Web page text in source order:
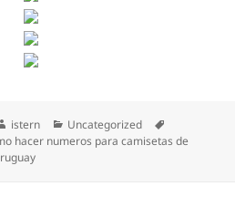
Autor
istern Categorías
Uncategorized
hacer numeros para camisetas de